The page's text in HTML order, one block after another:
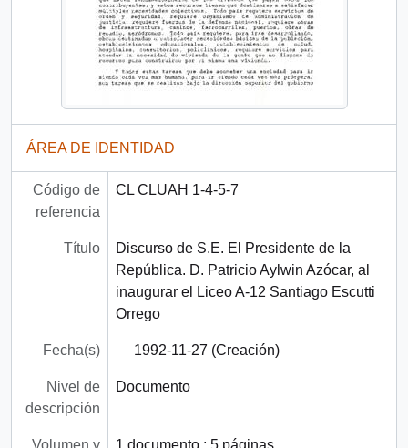
ÁREA DE IDENTIDAD
Código de
referencia
CL CLUAH 1-4-5-7
Título
Discurso de S.E. El Presidente de la
República. D. Patricio Aylwin Azócar, al
inaugurar el Liceo A-12 Santiago Escutti
Orrego
Fecha(s) 1992-11-27 (Creación)
Nivel de
descripción
Documento
Volumen y
1 documento ; 5 páginas